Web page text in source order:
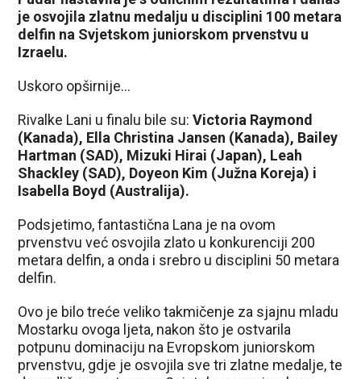
je osvojila zlatnu medalju u disciplini 100 metara
delfin na Svjetskom juniorskom prvenstvu u
Izraelu.
Uskoro opširnije…
Rivalke Lani u finalu bile su: Victoria Raymond
(Kanada), Ella Christina Jansen (Kanada), Bailey
Hartman (SAD), Mizuki Hirai (Japan), Leah
Shackley (SAD), Doyeon Kim (Južna Koreja) i
Isabella Boyd (Australija).
Podsjetimo, fantastična Lana je na ovom
prvenstvu već osvojila zlato u konkurenciji 200
metara delfin, a onda i srebro u disciplini 50 metara
delfin.
Ovo je bilo treće veliko takmičenje za sjajnu mladu
Mostarku ovoga ljeta, nakon što je ostvarila
potpunu dominaciju na Evropskom juniorskom
prvenstvu, gdje je osvojila sve tri zlatne medalje, te